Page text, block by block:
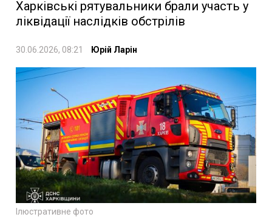
Харківські рятувальники брали участь у
ліквідації наслідків обстрілів
30.06.2026, 08:21 Юрій Ларін
Ілюстративне фото